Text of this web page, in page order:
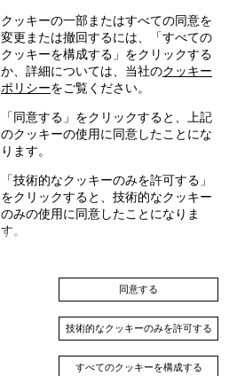
クッキーの一部またはすべての同意を
変更または撤回するには、「すべての
クッキーを構成する」をクリックする
か、詳細については、当社のクッキー
ポリシーをご覧ください。
「同意する」をクリックすると、上記
のクッキーの使用に同意したことにな
ります。
「技術的なクッキーのみを許可する」
をクリックすると、技術的なクッキー
のみの使用に同意したことになりま
す。
同意する
技術的なクッキーのみを許可する
すべてのクッキーを構成する